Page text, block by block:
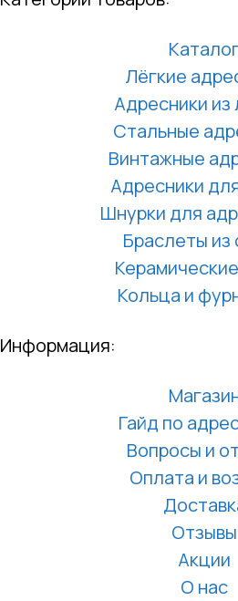
Лёгкие
Адресники из
Стальные
Винтажные
Адресники
Шнурки для
Браслеты из
Кольца и
Информация:
Гайд по
Вопросы и
Оплата и
Отзывы
Акции
О нас